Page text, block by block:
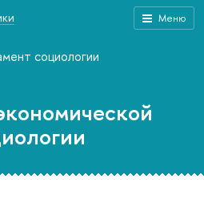
Меню
социологии